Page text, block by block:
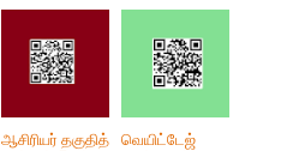
ஆசிரியர் தகுதித் வெயிட்டேஜ்